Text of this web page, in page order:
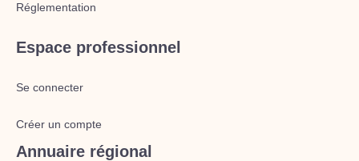
Réglementation
Espace professionnel
Se connecter
Créer un compte
Annuaire régional